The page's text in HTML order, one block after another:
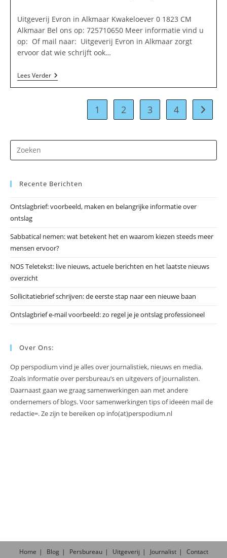
Uitgeverij Evron in Alkmaar Kwakeloever 0 1823 CM
Alkmaar Bel ons op: 725710650 Meer informatie vind u
op: Of mail naar: Uitgeverij Evron in Alkmaar zorgt
ervoor dat wie schrijft ook…
Lees VerderUitgeverij
Evron
1 2 3 4 Naar
op
Recente Berichten
Ontslagbrief: voorbeeld, maken en belangrijke informatie over
ontslag
Sabbatical nemen: wat betekent het en waarom kiezen steeds meer
mensen ervoor?
NOS Teletekst: live nieuws, actuele berichten en het laatste nieuws
overzicht
Sollicitatiebrief schrijven: de eerste stap naar een nieuwe baan
Ontslagbrief e-mail voorbeeld: zo regel je je ontslag professioneel
Over Ons:
Op perspodium vind je alles over journalistiek, nieuws en media.
Zoals informatie over persbureau’s en uitgevers of journalisten.
Daarnaast gaan we graag samenwerkingen aan met andere
ondernemers of blogs. Voor samenwerkingen tips of ideeën mail de
redactie=. Ze zijn te bereiken op info(at)perspodium.nl
Home Blog Persbureau Uitgeverij Journalist Contact